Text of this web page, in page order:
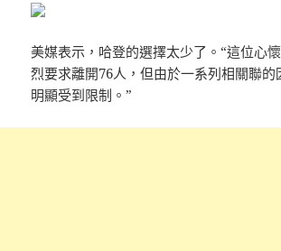
美媒表示，哈登的選擇太少了。“這位心
烈要求離開76人，但由於一系列相關聯的
明顯受到限制。”